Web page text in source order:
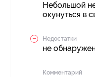
Небольшой
окунуться в
Недостатки
не
Комментарий